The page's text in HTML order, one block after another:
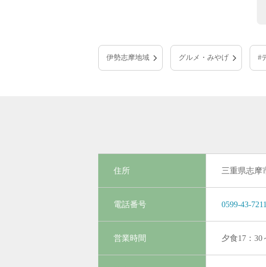
伊勢志摩地域 グルメ・みやげ #
住所 三重県志摩
電話番号 0599-43-7211
営業時間 夕食17：30